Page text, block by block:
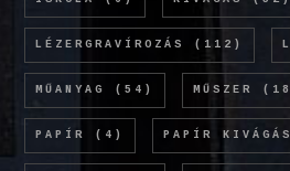
LÉZERGRAVÍROZÁS (112)
MŰANYAG (54) MŰSZER
PAPÍR (4) PAPÍR KIVÁGÁS